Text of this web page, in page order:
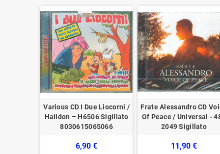
Various CD I Due Liocorni /
Halidon – H6506 Sigillato
8030615065066
6,90 €
Frate Alessandro CD
Of Peace / Universal -
2049 Sigillato
11,90 €